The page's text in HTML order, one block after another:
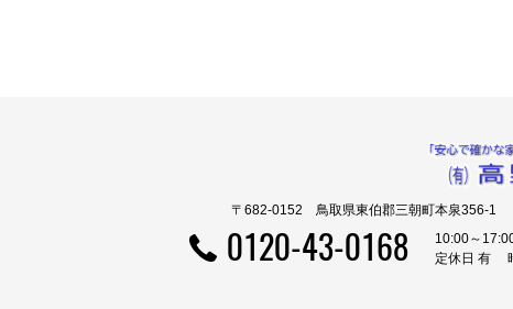
〒682-0152 鳥取県東伯郡三朝町本泉356-1
0120-43-0168
10:00～
定休日 有